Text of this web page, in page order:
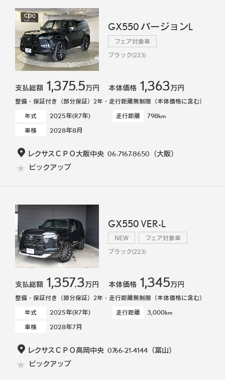
GX550 バージョンL
フェア対象車
ブラック(223)
支払総額 1,375.5万円 本体価格 1,363万円
整備・保証付き（部分保証）2年・走行距離無制限（本体価格に含む）
年式
2025年(R7年) 走行距離 798km
車検 2028年8月
レクサスＣＰＯ大阪中央 06-7167-8650 （大阪）
ピックアップ
GX550 VER-L
NEW フェア対象車
ブラック(223)
支払総額 1,357.3万円 本体価格 1,345万円
整備・保証付き（部分保証）2年・走行距離無制限（本体価格に含む）
年式
2025年(R7年) 走行距離 3,000km
車検 2028年7月
レクサスＣＰＯ高岡中央 0766-21-4144（富山）
ピックアップ